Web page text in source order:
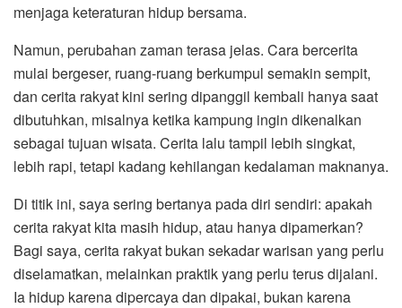
menjaga keteraturan hidup bersama.
Namun, perubahan zaman terasa jelas. Cara bercerita
mulai bergeser, ruang-ruang berkumpul semakin sempit,
dan cerita rakyat kini sering dipanggil kembali hanya saat
dibutuhkan, misalnya ketika kampung ingin dikenalkan
sebagai tujuan wisata. Cerita lalu tampil lebih singkat,
lebih rapi, tetapi kadang kehilangan kedalaman maknanya.
Di titik ini, saya sering bertanya pada diri sendiri: apakah
cerita rakyat kita masih hidup, atau hanya dipamerkan?
Bagi saya, cerita rakyat bukan sekadar warisan yang perlu
diselamatkan, melainkan praktik yang perlu terus dijalani.
Ia hidup karena dipercaya dan dipakai, bukan karena